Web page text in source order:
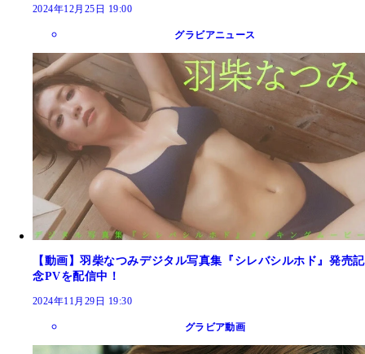
2024年12月25日 19:00
グラビアニュース
【動画】羽柴なつみデジタル写真集『シレバシルホド』発売記
念PVを配信中！
2024年11月29日 19:30
グラビア動画